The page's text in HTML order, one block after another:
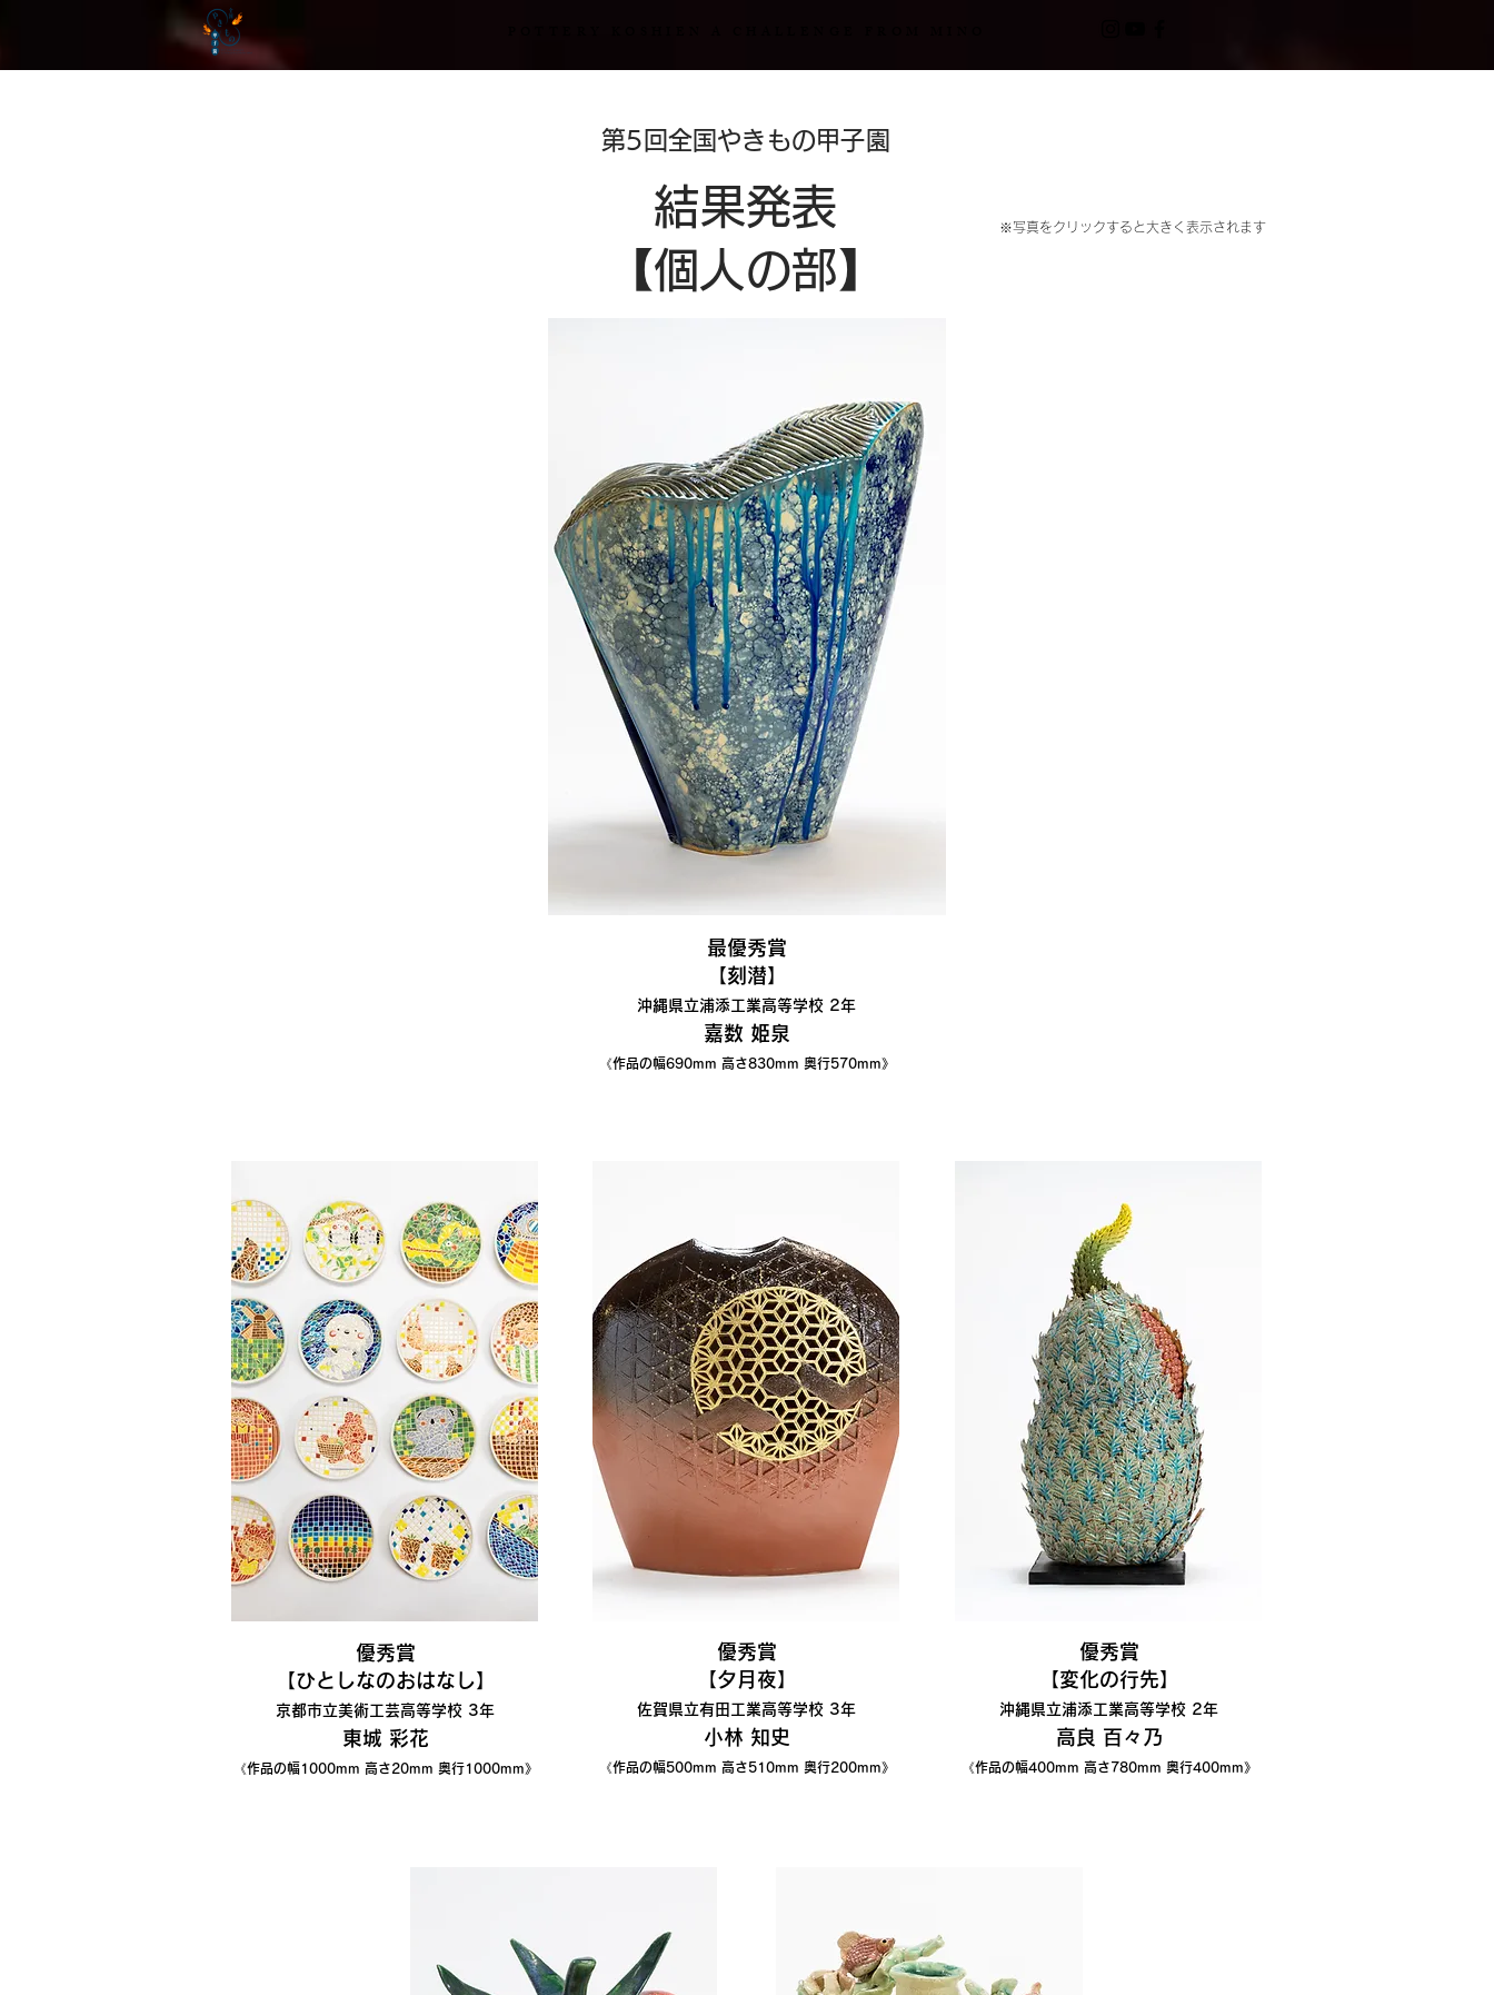
第5回全国やきもの甲子園
結果発表
​【個人の部】
※写真をクリックすると大きく表示されます
最優秀賞
【刻潜】
沖縄県立浦添工業高等学校 2年
嘉数 姫泉
《作品の幅690mm 高さ830mm 奥行570mm》
優秀賞
【ひとしなのおはなし】
京都市立美術工芸高等学校 3年
東城 彩花
《作品の幅1000mm 高さ20mm 奥行1000mm》
優秀賞
【夕月夜】
佐賀県立有田工業高等学校 3年
小林 知史
《作品の幅500mm 高さ510mm 奥行200mm》
優秀賞
【変化の行先】
沖縄県立浦添工業高等学校 2年
高良 百々乃
《作品の幅400mm 高さ780mm 奥行400mm》